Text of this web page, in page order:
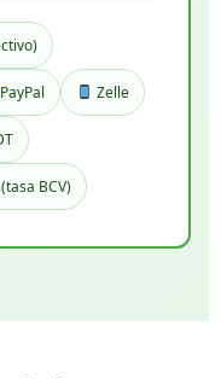
PayPal Zelle
BCV)